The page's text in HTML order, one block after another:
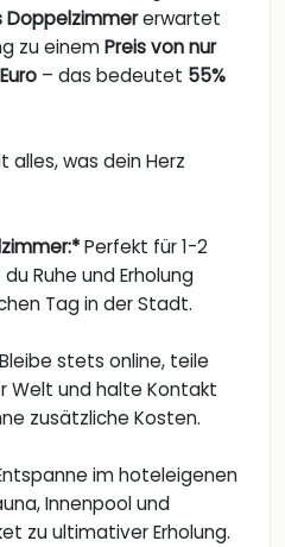
Doppelzimmererwartet
zu einemPreis von nur
– das bedeutet 55%
was dein Herz
Perfekt für 1-2
Ruhe und Erholung
Tag in der Stadt.
Bleibe stets online, teile
Welt und halte Kontakt
zusätzliche Kosten.
im hoteleigenen
Innenpool und
zu ultimativer Erholung.